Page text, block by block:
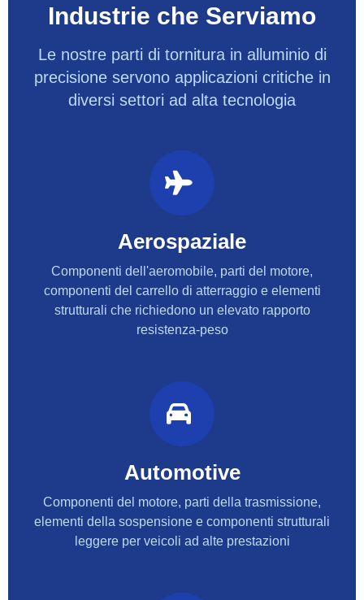
Industrie che Serviamo
Le nostre parti di tornitura in alluminio di
precisione servono applicazioni critiche in
diversi settori ad alta tecnologia
Aerospaziale
Componenti dell'aeromobile, parti del motore,
componenti del carrello di atterraggio e elementi
strutturali che richiedono un elevato rapporto
resistenza-peso
Automotive
Componenti del motore, parti della trasmissione,
elementi della sospensione e componenti strutturali
leggere per veicoli ad alte prestazioni